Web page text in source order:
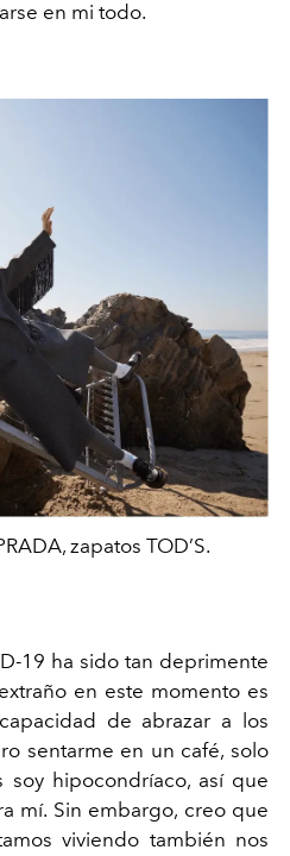
en mi todo.
zapatos TOD’S.
19 ha sido tan deprimente
en este momento es
de abrazar a los
sentarme en un café, solo
soy hipocondríaco, así que
mí. Sin embargo, creo que
viviendo también nos